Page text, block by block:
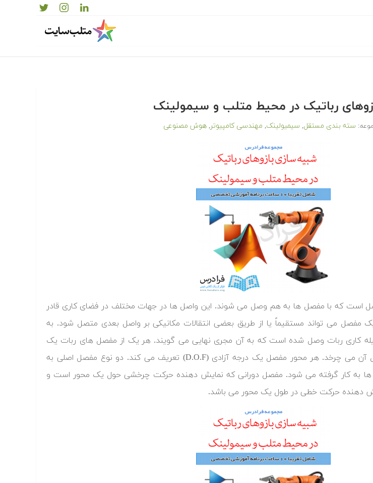
رباتیک در محیط متلب و سیمولینک
سته بندی مستقل, سیمیولینک, مهندسی کامپیوتر, هوش مصنوعی
است که با مفصل ها به هم وصل می شوند. این واصل ها در جهات مختلف در فضای کاری قادر
مفصل می تواند مستقیماً یا از طریق بعضی انتقالات مکانیکی بر واصل بعدی متصل شود. به
کاری ربات وصل شده است که به آن مجری نهایی می گویند. هر یک از مفصل های ربات یک
محور مفصل دارند که واصل حول آن می چرخد. هر محور مفصل یک درجه آزادی (D.O.F) تعریف می کند. دو نوع مفصل اصلی به
به کار گرفته می شود. مفصل دورانی که نمایش دهنده حرکت چرخشی حول یک محور است و
دهنده حرکت خطی در طول یک محور می باشد.